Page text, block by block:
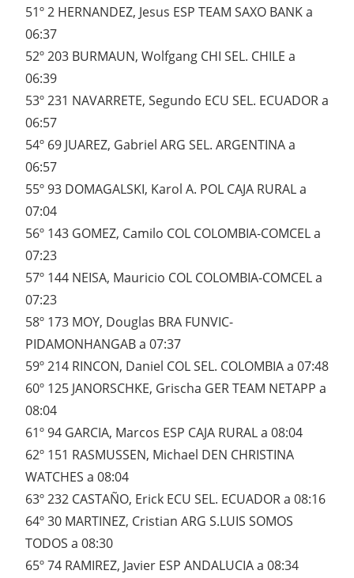
51º 2 HERNANDEZ, Jesus ESP TEAM SAXO BANK a
06:37
52º 203 BURMAUN, Wolfgang CHI SEL. CHILE a
06:39
53º 231 NAVARRETE, Segundo ECU SEL. ECUADOR a
06:57
54º 69 JUAREZ, Gabriel ARG SEL. ARGENTINA a
06:57
55º 93 DOMAGALSKI, Karol A. POL CAJA RURAL a
07:04
56º 143 GOMEZ, Camilo COL COLOMBIA-COMCEL a
07:23
57º 144 NEISA, Mauricio COL COLOMBIA-COMCEL a
07:23
58º 173 MOY, Douglas BRA FUNVIC-
PIDAMONHANGAB a 07:37
59º 214 RINCON, Daniel COL SEL. COLOMBIA a 07:48
60º 125 JANORSCHKE, Grischa GER TEAM NETAPP a
08:04
61º 94 GARCIA, Marcos ESP CAJA RURAL a 08:04
62º 151 RASMUSSEN, Michael DEN CHRISTINA
WATCHES a 08:04
63º 232 CASTAÑO, Erick ECU SEL. ECUADOR a 08:16
64º 30 MARTINEZ, Cristian ARG S.LUIS SOMOS
TODOS a 08:30
65º 74 RAMIREZ, Javier ESP ANDALUCIA a 08:34